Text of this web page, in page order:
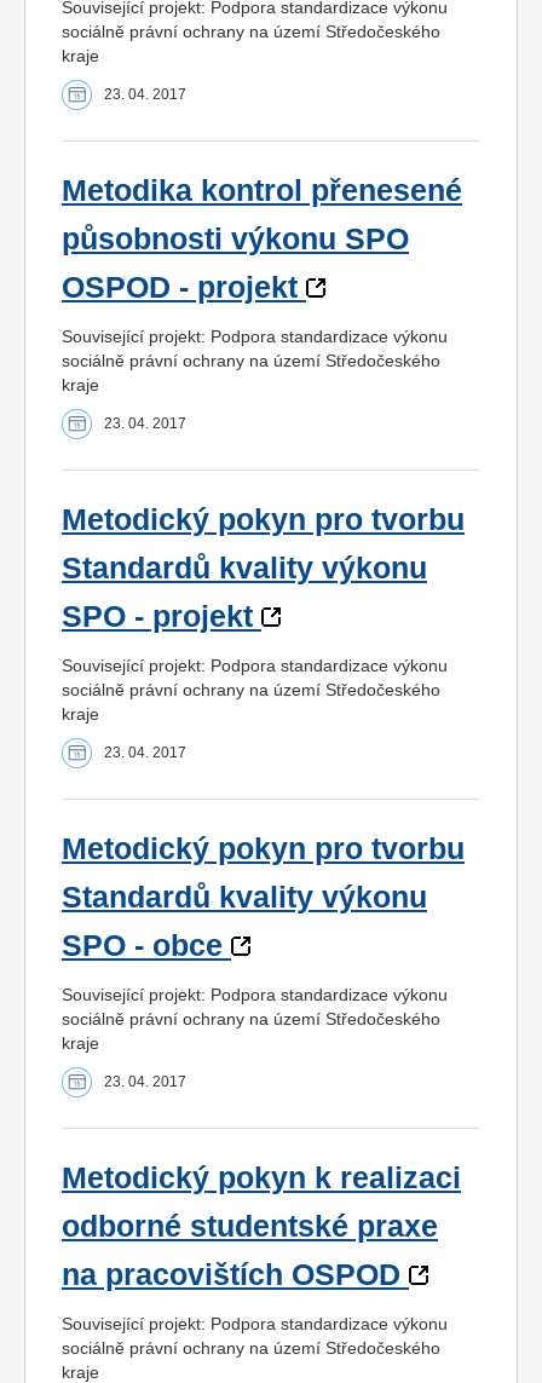
Související projekt: Podpora standardizace výkonu
sociálně právní ochrany na území Středočeského
kraje
23. 04. 2017
Metodika kontrol přenesené
působnosti výkonu SPO
OSPOD - projekt
Související projekt: Podpora standardizace výkonu
sociálně právní ochrany na území Středočeského
kraje
23. 04. 2017
Metodický pokyn pro tvorbu
Standardů kvality výkonu
SPO - projekt
Související projekt: Podpora standardizace výkonu
sociálně právní ochrany na území Středočeského
kraje
23. 04. 2017
Metodický pokyn pro tvorbu
Standardů kvality výkonu
SPO - obce
Související projekt: Podpora standardizace výkonu
sociálně právní ochrany na území Středočeského
kraje
23. 04. 2017
Metodický pokyn k realizaci
odborné studentské praxe
na pracovištích OSPOD
Související projekt: Podpora standardizace výkonu
sociálně právní ochrany na území Středočeského
kraje